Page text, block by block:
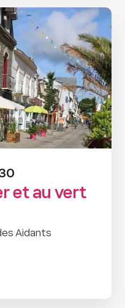
et au vert
Aidants